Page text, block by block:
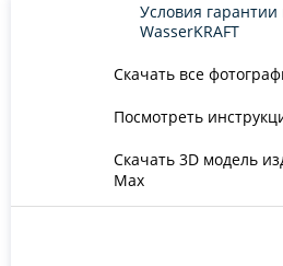
Скачать все
Посмотреть
Скачать 3D модель
Max
Условия
WasserKRAFT